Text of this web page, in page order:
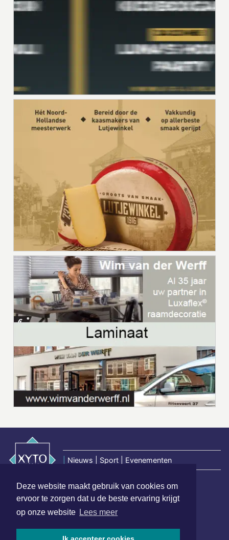
Deze website maakt gebruik van cookies om
ervoor te zorgen dat u de beste ervaring krijgt
op onze website Lees meer
Nieuws | Sport | Evenementen
Hoofdvestiging:
van Benthuizenlaan 1
1701 BZ Heerhugowaard